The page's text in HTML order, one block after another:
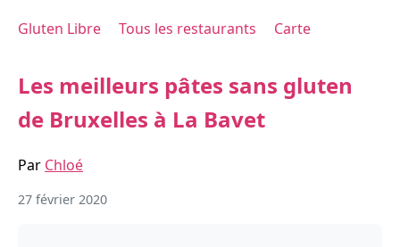
Gluten Libre Tous les restaurants Carte
Les meilleurs pâtes sans gluten
de Bruxelles à La Bavet
Par Chloé
27 février 2020